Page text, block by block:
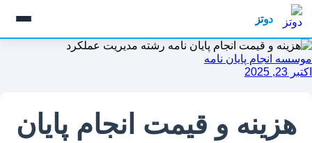
پرش
محتوا
دوتز
موسسه انجام پایان نامه
اکتبر 23, 2025
هزینه و قیمت انجام پایان